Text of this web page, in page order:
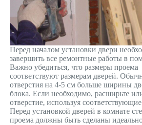
Перед началом установки двери
завершить все ремонтные работы в
Важно убедиться, что размеры проема
соответствуют размерам дверей.
отверстия на 4-5 см больше ширины
блока. Если необходимо, расширьте
отверстие, используя
Перед установкой дверей в комнате
проема должны быть сделаны